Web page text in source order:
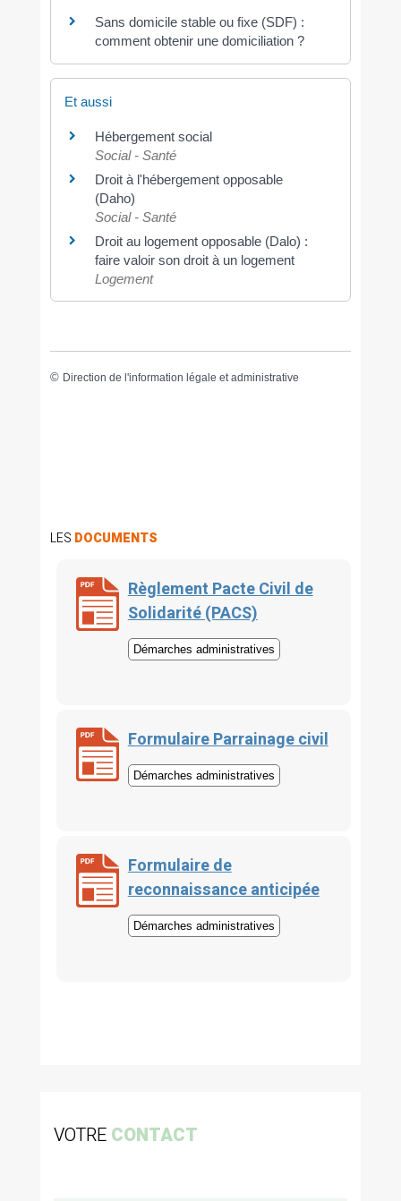
Sans domicile stable ou fixe (SDF) :
comment obtenir une domiciliation ?
Et aussi
Hébergement social
Social - Santé
Droit à l'hébergement opposable
(Daho)
Social - Santé
Droit au logement opposable (Dalo) :
faire valoir son droit à un logement
Logement
© Direction de l'information légale et administrative
LES DOCUMENTS
Règlement Pacte Civil de
Solidarité (PACS)
Démarches administratives
Formulaire Parrainage civil
Démarches administratives
Formulaire de
reconnaissance anticipée
Démarches administratives
VOTRE CONTACT